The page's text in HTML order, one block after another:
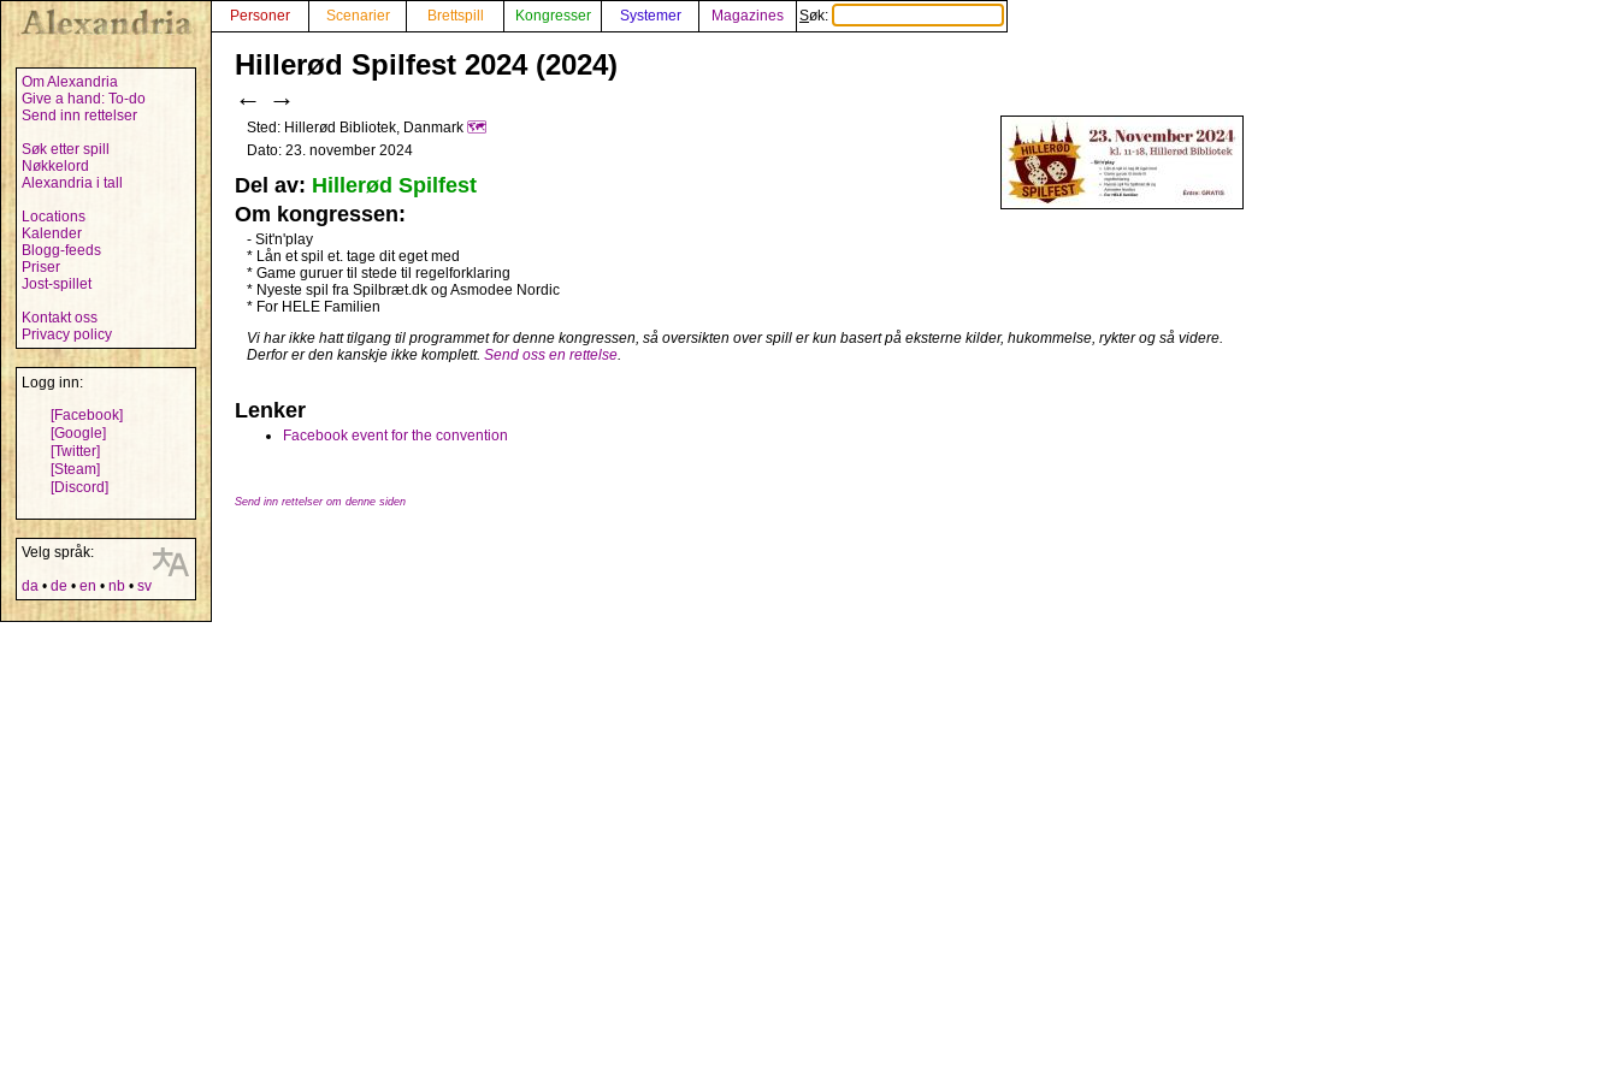
Om Alexandria
Give a hand: To-do
Send inn rettelser
Søk etter spill
Nøkkelord
Alexandria i tall
Locations
Kalender
Blogg-feeds
Priser
Jost-spillet
Kontakt oss
Privacy policy
Logg inn:
[Facebook]
[Google]
[Twitter]
[Steam]
[Discord]
Velg språk:
da • de • en • nb • sv
Personer Scenarier Brettspill Kongresser Systemer Magazines Søk:
Hillerød Spilfest 2024 (2024)
← →
Sted: Hillerød Bibliotek, Danmark 🗺️
Dato: 23. november 2024
Del av: Hillerød Spilfest
Om kongressen:
- Sit'n'play
* Lån et spil et. tage dit eget med
* Game guruer til stede til regelforklaring
* Nyeste spil fra Spilbræt.dk og Asmodee Nordic
* For HELE Familien
Vi har ikke hatt tilgang til programmet for denne kongressen, så oversikten over spill er kun basert på eksterne kilder, hukommelse, rykter og så videre.
Derfor er den kanskje ikke komplett. Send oss en rettelse.
Lenker
Facebook event for the convention
Send inn rettelser om denne siden